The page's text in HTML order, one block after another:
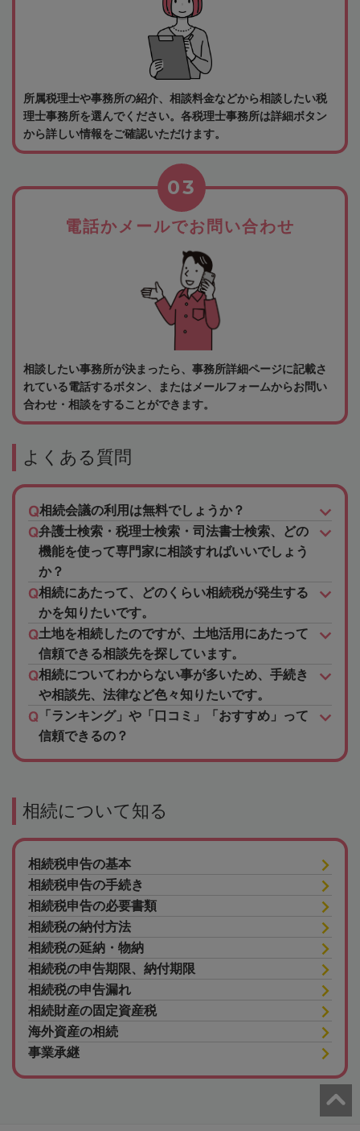
所属税理士や事務所の紹介、相談料金などから相談したい税
理士事務所を選んでください。各税理士事務所は詳細ボタン
から詳しい情報をご確認いただけます。
電話かメールでお問い合わせ
03
相談したい事務所が決まったら、事務所詳細ページに記載さ
れている電話するボタン、またはメールフォームからお問い
合わせ・相談をすることができます。
よくある質問
相続会議の利用は無料でしょうか？
弁護士検索・税理士検索・司法書士検索、どの
機能を使って専門家に相談すればいいでしょう
か？
相続にあたって、どのくらい相続税が発生する
かを知りたいです。
土地を相続したのですが、土地活用にあたって
信頼できる相談先を探しています。
相続についてわからない事が多いため、手続き
や相談先、法律など色々知りたいです。
「ランキング」や「口コミ」「おすすめ」って
信頼できるの？
相続について知る
相続税申告の基本
相続税申告の手続き
相続税申告の必要書類
相続税の納付方法
相続税の延納・物納
相続税の申告期限、納付期限
相続税の申告漏れ
相続財産の固定資産税
海外資産の相続
事業承継